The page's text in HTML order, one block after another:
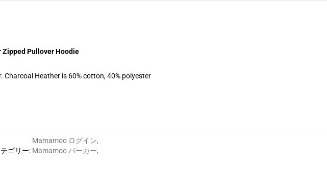
Zipped Pullover Hoodie
Charcoal Heather is 60% cotton, 40% polyester
ゴリー:
Mamamoo ログイン,
Mamamoo パーカー,